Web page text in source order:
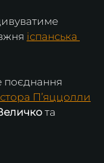
іспанська
поєднання
П’яццолли
та